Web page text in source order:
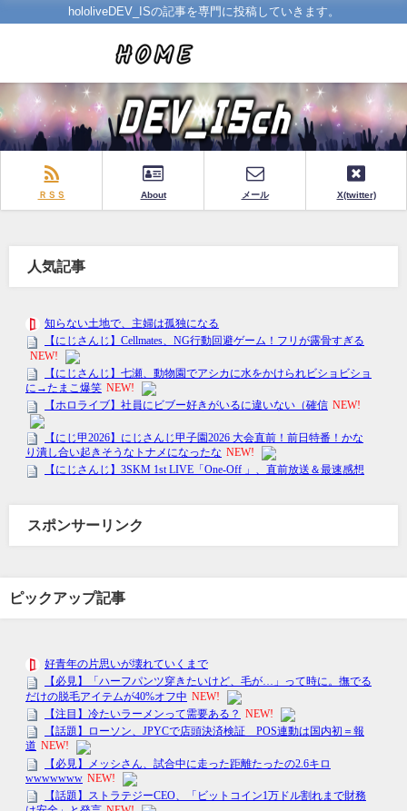
hololiveDEV_ISの記事を専門に投稿していきます。
ＲＳＳ About メール X(twitter)
人気記事
スポンサーリンク
ピックアップ記事